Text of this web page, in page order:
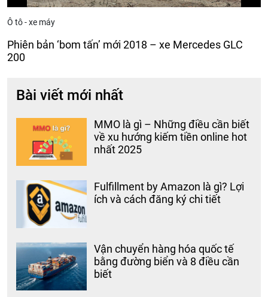
Ô tô - xe máy
Phiên bản ‘bom tấn’ mới 2018 – xe Mercedes GLC
200
Bài viết mới nhất
MMO là gì – Những điều cần biết
về xu hướng kiếm tiền online hot
nhất 2025
Fulfillment by Amazon là gì? Lợi
ích và cách đăng ký chi tiết
Vận chuyển hàng hóa quốc tế
bằng đường biển và 8 điều cần
biết